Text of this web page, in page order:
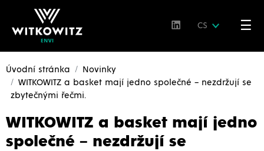
CS ☰
Úvodní stránka
Novinky
WITKOWITZ a basket mají jedno společné – nezdržují se
zbytečnými řečmi.
WITKOWITZ a basket mají jedno
společné – nezdržují se